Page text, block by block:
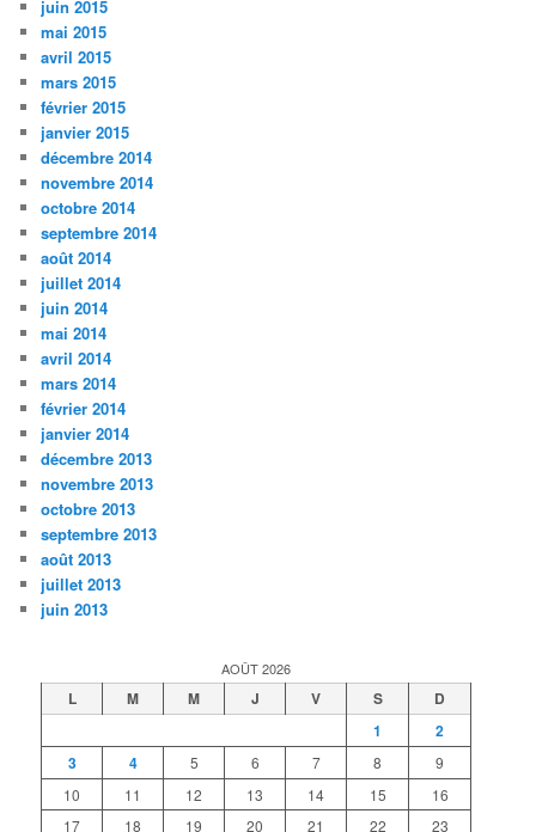
juin 2015
mai 2015
avril 2015
mars 2015
février 2015
janvier 2015
décembre 2014
novembre 2014
octobre 2014
septembre 2014
août 2014
juillet 2014
juin 2014
mai 2014
avril 2014
mars 2014
février 2014
janvier 2014
décembre 2013
novembre 2013
octobre 2013
septembre 2013
août 2013
juillet 2013
juin 2013
AOÛT 2026
L M M J V S
D
1
2
3
4 5 6 7 8
9
10
11 12 13 14 15
16
17
18 19 20 21 22 23